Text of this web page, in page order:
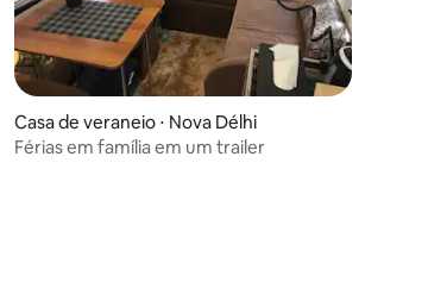
Casa de veraneio ⋅ Nova Délhi
Férias em família em um trailer